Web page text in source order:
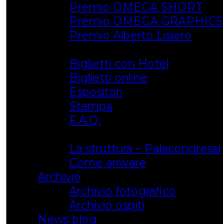
Premio OMEGA SHORT
Premio OMEGA GRAPHICS
Premio Alberto Lisiero
Biglietti con Hotel
Biglietti online
Espositori
Stampa
F.A.Q.
La struttura – Palacongressi
Come arrivare
Archivio
Archivio fotografico
Archivio ospiti
News blog